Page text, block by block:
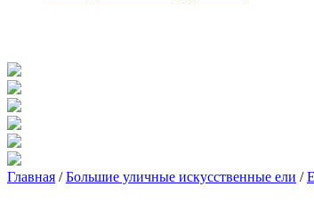
Главная / Большие уличные искусственные ели /